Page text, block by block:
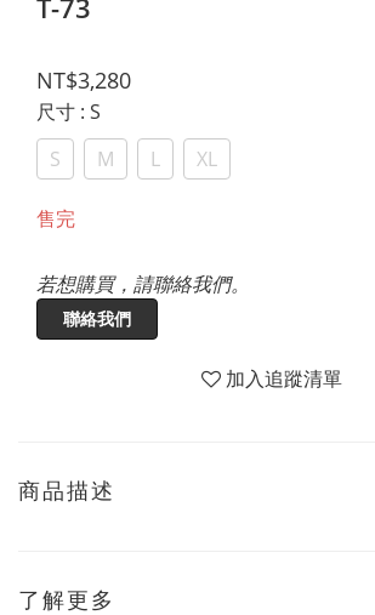
T-73
NT$3,280
尺寸 : S
S
M L XL
售完
若想購買，請聯絡我們。
聯絡我們
加入追蹤清單
商品描述
了解更多